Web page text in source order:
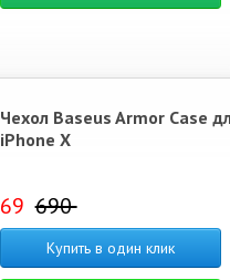
Чехол Baseus Armor Case
iPhone X
69 690
Купить в один клик